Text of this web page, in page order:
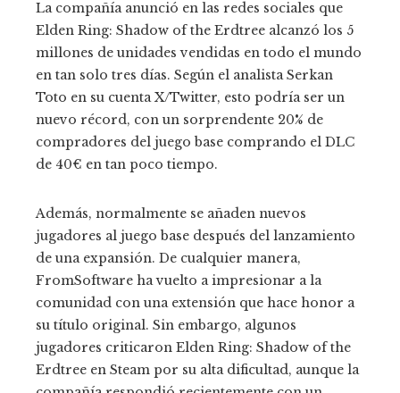
La compañía anunció en las redes sociales que
Elden Ring: Shadow of the Erdtree alcanzó los 5
millones de unidades vendidas en todo el mundo
en tan solo tres días. Según el analista Serkan
Toto en su cuenta X/Twitter, esto podría ser un
nuevo récord, con un sorprendente 20% de
compradores del juego base comprando el DLC
de 40€ en tan poco tiempo.
Además, normalmente se añaden nuevos
jugadores al juego base después del lanzamiento
de una expansión. De cualquier manera,
FromSoftware ha vuelto a impresionar a la
comunidad con una extensión que hace honor a
su título original. Sin embargo, algunos
jugadores criticaron Elden Ring: Shadow of the
Erdtree en Steam por su alta dificultad, aunque la